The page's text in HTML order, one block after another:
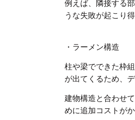
例えば、隣接する
うな失敗が起こり得
・ラーメン構造
柱や梁でできた枠
が出てくるため、
建物構造と合わせ
めに追加コストが